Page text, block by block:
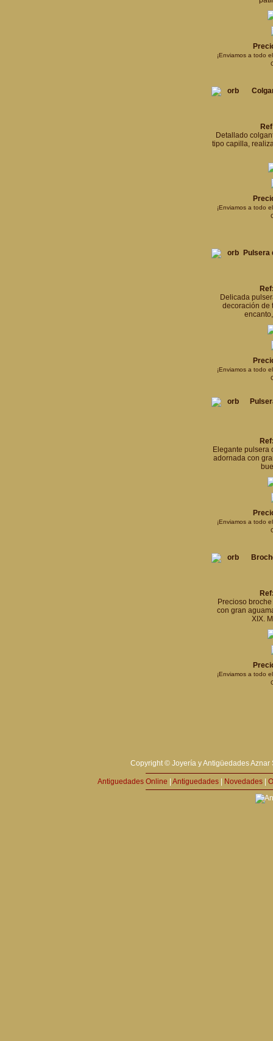
¡Enviamos a todo
Detallado
tipo capilla,
¡Enviamos a todo
Pulsera
Delicada
decoración de
¡Enviamos a todo
Elegante pulsera
adornada con
¡Enviamos a todo
Precioso
con gran
XIX.
¡Enviamos a todo
Copyright © Joyería y Antigüedades
Antiguedades Online Antiguedades Novedades